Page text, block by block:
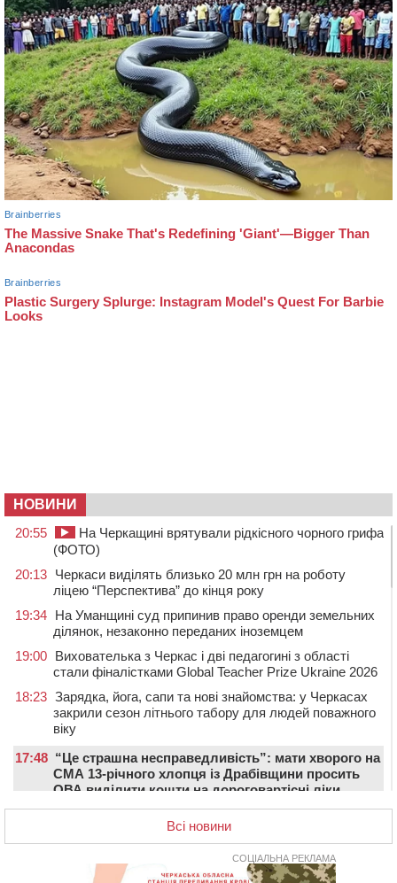
НОВИНИ
20:55
На Черкащині врятували рідкісного чорного грифа
(ФОТО)
20:13 Черкаси виділять близько 20 млн грн на роботу
ліцею “Перспектива” до кінця року
19:34 На Уманщині суд припинив право оренди земельних
ділянок, незаконно переданих іноземцем
19:00 Вихователька з Черкас і дві педагогині з області
стали фіналістками Global Teacher Prize Ukraine 2026
18:23 Зарядка, йога, сапи та нові знайомства: у Черкасах
закрили сезон літнього табору для людей поважного
віку
17:48 “Це страшна несправедливість”: мати хворого на
СМА 13-річного хлопця із Драбівщини просить
ОВА виділити кошти на дороговартісні ліки
На Уманщині судитимуть колишню очільницю відділу
освіти через закупівлю електрики за завищеною
У Черкасах провели в останню путь двох
Всі новини
СОЦІАЛЬНА РЕКЛАМА